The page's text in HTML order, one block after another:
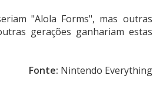
"Alola Forms", mas outras
gerações ganhariam estas
Fonte: Nintendo Everything